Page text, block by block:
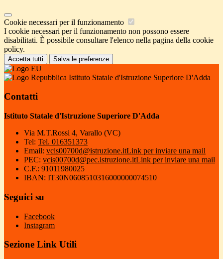
Cookie necessari per il funzionamento
I cookie necessari per il funzionamento non possono essere
disabilitati. È possibile consultare l'elenco nella pagina della cookie
policy.
Accetta tutti Salva le preferenze
Istituto Statale d'Istruzione Superiore D'Adda
Contatti
Istituto Statale d'Istruzione Superiore D'Adda
Via M.T.Rossi 4, Varallo (VC)
Tel: Tel. 016351373
Email: vcis00700d@istruzione.itLink per inviare una mail
PEC: vcis00700d@pec.istruzione.itLink per inviare una mail
C.F.: 91011980025
IBAN: IT30N0608510316000000074510
Seguici su
Facebook
Instagram
Sezione Link Utili